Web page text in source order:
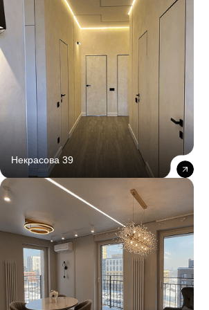
Некрасова 39
Заказать дизайн
вашей мечты
в компании
ФинишРемонт
Выбирая нашу студию, вы получаете:
Современный стиль (модерн,
минимализм): Четкие линии, лаконичные
формы, функциональность и обилие света.
Акцент делается на качественных
материалах, фактурах и продуманном
декоре.
атмосферу за счет натуральных
материалов и простых форм.